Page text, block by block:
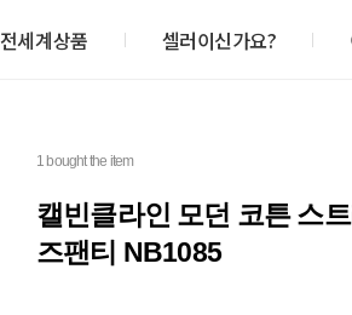
전세계상품 셀러이신가요?
1 bought the item
캘빈클라인 모던 코튼 스
즈팬티 NB1085